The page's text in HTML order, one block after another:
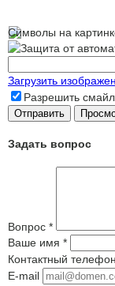
Символы на
Загрузить
Разрешить
Задать вопрос
Вопрос *
Ваше имя *
Контактный телефон
E-mail